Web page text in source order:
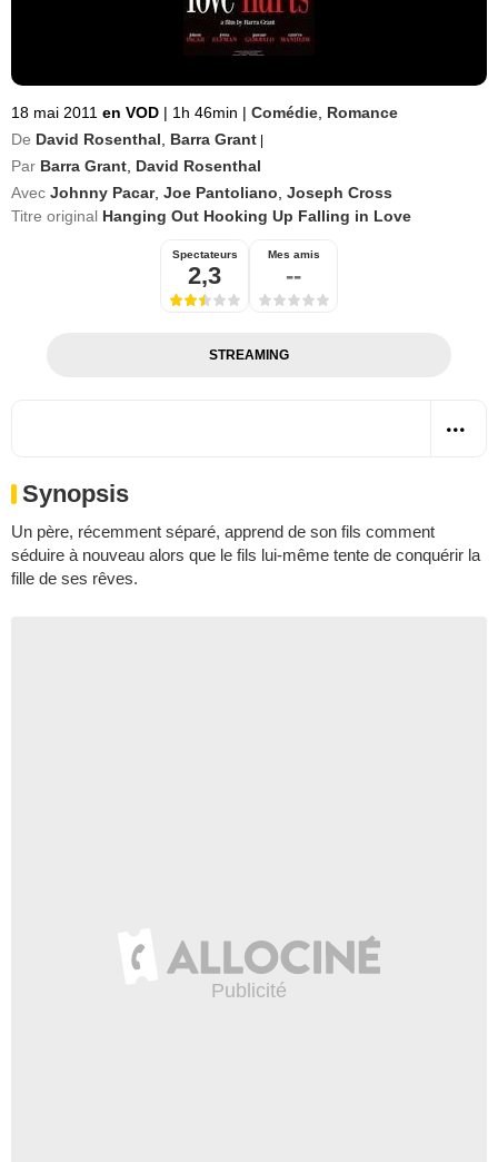
18 mai 2011 en VOD | 1h 46min | Comédie Romance
De David Rosenthal Barra Grant
Par Barra Grant David Rosenthal
Avec Johnny Pacar, Joe Pantoliano Joseph Cross
Titre original Hanging Out Hooking Up Falling in Love
Spectateurs
2,3
Mes amis
--
STREAMING
Synopsis
Un père, récemment séparé, apprend de son fils comment
séduire à nouveau alors que le fils lui-même tente de conquérir la
fille de ses rêves.